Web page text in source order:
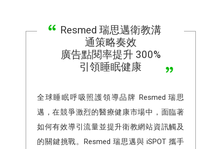
Resmed 瑞思邁衛教溝
通策略奏效
廣告點閱率提升 300%
引領睡眠健康
全球睡眠呼吸照護領導品牌 Resmed 瑞思
邁，在競爭激烈的醫療健康市場中，面臨著
如何有效導引流量並提升衛教網站資訊觸及
的關鍵挑戰。Resmed 瑞思邁與 iSPOT 攜手